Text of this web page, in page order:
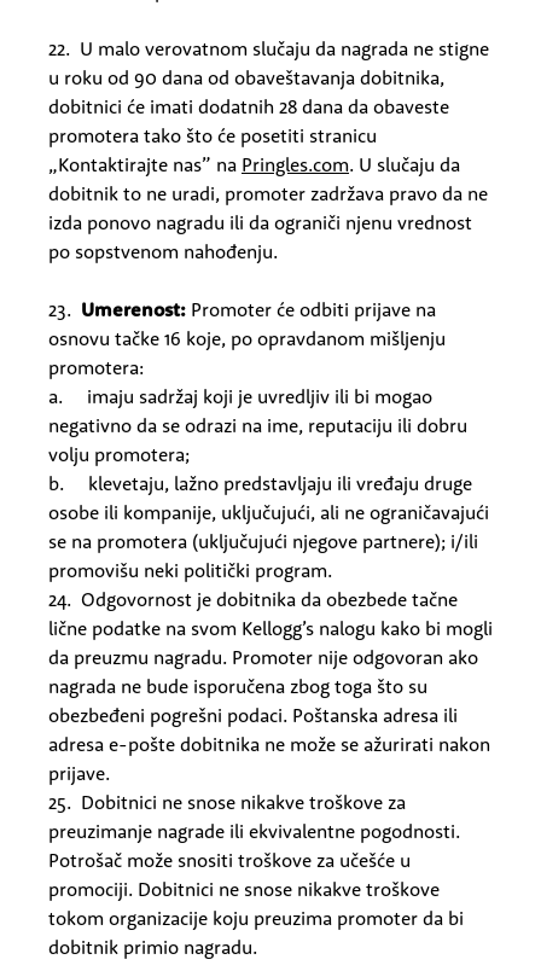
22. U malo verovatnom slučaju da nagrada ne stigne
u roku od 90 dana od obaveštavanja dobitnika,
dobitnici će imati dodatnih 28 dana da obaveste
promotera tako što će posetiti stranicu
„Kontaktirajte nas” na Pringles.com. U slučaju da
dobitnik to ne uradi, promoter zadržava pravo da ne
izda ponovo nagradu ili da ograniči njenu vrednost
po sopstvenom nahođenju.
23. Umerenost: Promoter će odbiti prijave na
osnovu tačke 16 koje, po opravdanom mišljenju
promotera:
a. imaju sadržaj koji je uvredljiv ili bi mogao
negativno da se odrazi na ime, reputaciju ili dobru
volju promotera;
b. klevetaju, lažno predstavljaju ili vređaju druge
osobe ili kompanije, uključujući, ali ne ograničavajući
se na promotera (uključujući njegove partnere); i/ili
promovišu neki politički program.
24. Odgovornost je dobitnika da obezbede tačne
lične podatke na svom Kellogg’s nalogu kako bi mogli
da preuzmu nagradu. Promoter nije odgovoran ako
nagrada ne bude isporučena zbog toga što su
obezbeđeni pogrešni podaci. Poštanska adresa ili
adresa e-pošte dobitnika ne može se ažurirati nakon
prijave.
25. Dobitnici ne snose nikakve troškove za
preuzimanje nagrade ili ekvivalentne pogodnosti.
Potrošač može snositi troškove za učešće u
promociji. Dobitnici ne snose nikakve troškove
tokom organizacije koju preuzima promoter da bi
dobitnik primio nagradu.